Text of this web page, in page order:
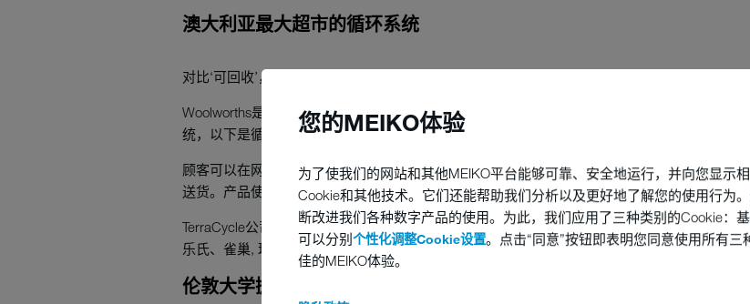
您的MEIKO体验
为了使我们的网站和其他MEIKO平台能够可靠、安全地运行，并向您显示
Cookie和其他技术。它们还能帮助我们分析以及更好地了解您的使用行为
断改进我们各种数字产品的使用。为此，我们应用了三种类别的Cookie：
可以分别个性化调整Cookie设置。点击“同意”按钮即表明您同意使用所有
佳的MEIKO体验。
澳大利亚最大超市的循环系统
对比‘可回收’，他们更倾向于‘可重复使用’。
Woolworths是澳大利亚最大的超市，目前在使用美国TerraCycle公司提供的可重复使用包装，
统，以下是循环系统的运作方式：
顾客可以在网上订购不同的产品，从冰淇淋、果汁到洗衣粉和洗发水。这些物品将装在特殊
送货。产品使用后，空容器被收集或送回商店，然后经过卫生清洗，带回制造商处重新填充，
TerraCycle公司目前还在美国和法国试用他们循环系统的服务。他们与邮寄服务、大型食品和
乐氏、雀巢, 玛氏，可口可乐，百事可乐等。
伦敦大学抛弃一次性用品